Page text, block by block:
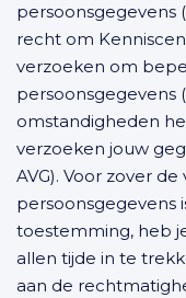
persoonsgegevens
recht om
verzoeken om
persoonsgegevens
omstandigheden
verzoeken jouw
AVG). Voor zover
persoonsgegevens
toestemming, heb
allen tijde in te
aan de